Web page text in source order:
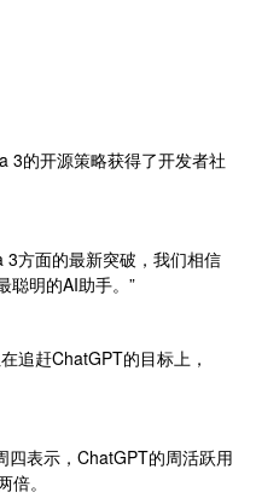
3的开源策略获得了开发者社
3方面的最新突破，我们相信
聪明的AI助手。”
追赶ChatGPT的目标上，
四表示，ChatGPT的周活跃用
。